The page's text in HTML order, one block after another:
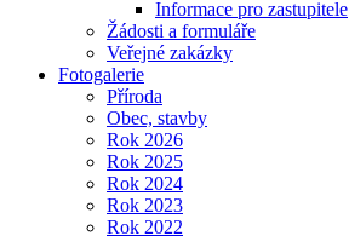
Informace pro zastupitele
Žádosti a formuláře
Veřejné zakázky
Fotogalerie
Příroda
Obec, stavby
Rok 2026
Rok 2025
Rok 2024
Rok 2023
Rok 2022